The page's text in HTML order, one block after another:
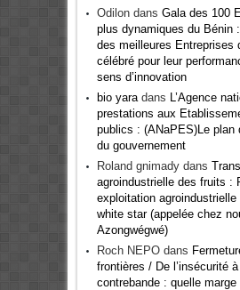
Odilondans Gala des 100
plus dynamiques du Bénin
des meilleures Entreprises
célébré pour leur
sens d’innovation
bio yaradans
L’Agence
prestations aux
publics : (ANaPES)Le plan
du gouvernement
Roland gnimadydans
agroindustrielle des fruits :
exploitation
white star (appelée chez
Azongwégwé)
Roch NEPOdans
frontières / De l’insécurité
contrebande : quelle